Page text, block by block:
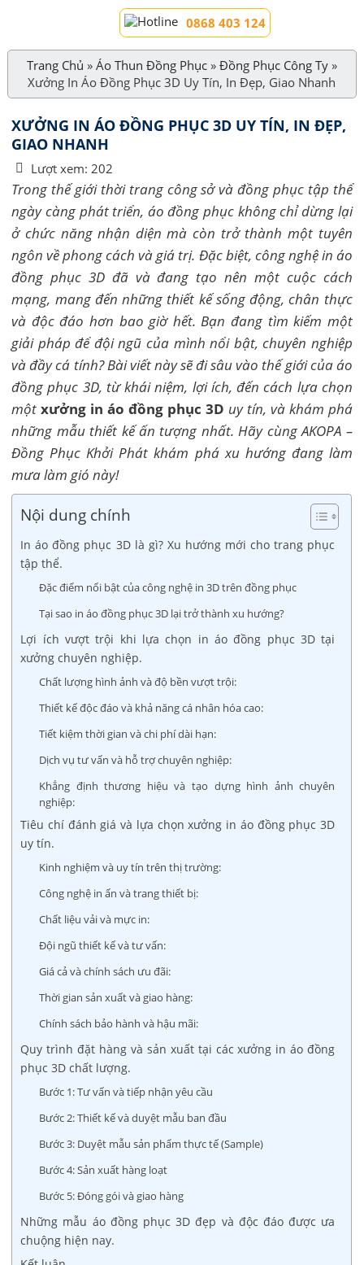
0868 403 124
Trang Chủ » Áo Thun Đồng Phục» Đồng Phục Công Ty»
Xưởng In Áo Đồng Phục 3D Uy Tín, In Đẹp, Giao Nhanh
XƯỞNG IN ÁO ĐỒNG PHỤC 3D UY TÍN, IN ĐẸP,
GIAO NHANH
Lượt xem: 202
Trong thế giới thời trang công sở và đồng phục tập thể
ngày càng phát triển, áo đồng phục không chỉ dừng lại
ở chức năng nhận diện mà còn trở thành một tuyên
ngôn về phong cách và giá trị. Đặc biệt, công nghệ in áo
đồng phục 3D đã và đang tạo nên một cuộc cách
mạng, mang đến những thiết kế sống động, chân thực
và độc đáo hơn bao giờ hết. Bạn đang tìm kiếm một
giải pháp để đội ngũ của mình nổi bật, chuyên nghiệp
và đầy cá tính? Bài viết này sẽ đi sâu vào thế giới của áo
đồng phục 3D, từ khái niệm, lợi ích, đến cách lựa chọn
mộtxưởng in áo đồng phục 3D uy tín, và khám phá
những mẫu thiết kế ấn tượng nhất. Hãy cùng AKOPA –
Đồng Phục Khởi Phát khám phá xu hướng đang làm
mưa làm gió này!
Nội dung chính
In áo đồng phục 3D là gì? Xu hướng mới cho trang phục
tập thể.
Đặc điểm nổi bật của công nghệ in 3D trên đồng phục
Tại sao in áo đồng phục 3D lại trở thành xu hướng?
Lợi ích vượt trội khi lựa chọn in áo đồng phục 3D tại
xưởng chuyên nghiệp.
Chất lượng hình ảnh và độ bền vượt trội:
Thiết kế độc đáo và khả năng cá nhân hóa cao:
Tiết kiệm thời gian và chi phí dài hạn:
Dịch vụ tư vấn và hỗ trợ chuyên nghiệp:
Khẳng định thương hiệu và tạo dựng hình ảnh chuyên
nghiệp:
Tiêu chí đánh giá và lựa chọn xưởng in áo đồng phục 3D
uy tín.
Kinh nghiệm và uy tín trên thị trường:
Công nghệ in ấn và trang thiết bị:
Chất liệu vải và mực in:
Đội ngũ thiết kế và tư vấn:
Giá cả và chính sách ưu đãi:
Thời gian sản xuất và giao hàng:
Chính sách bảo hành và hậu mãi:
Quy trình đặt hàng và sản xuất tại các xưởng in áo đồng
phục 3D chất lượng.
Bước 1: Tư vấn và tiếp nhận yêu cầu
Bước 2: Thiết kế và duyệt mẫu ban đầu
Bước 3: Duyệt mẫu sản phẩm thực tế (Sample)
Bước 4: Sản xuất hàng loạt
Bước 5: Đóng gói và giao hàng
Những mẫu áo đồng phục 3D đẹp và độc đáo được ưa
chuộng hiện nay.